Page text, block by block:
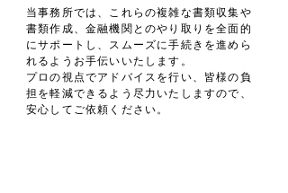
当事務所では、これらの複雑な書類収集や
書類作成、金融機関とのやり取りを全面的
にサポートし、スムーズに手続きを進めら
れるようお手伝いいたします。
プロの視点でアドバイスを行い、皆様の負
担を軽減できるよう尽力いたしますので、
安心してご依頼ください。